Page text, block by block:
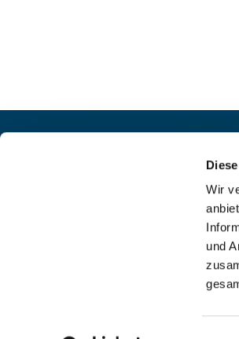
Wir
und